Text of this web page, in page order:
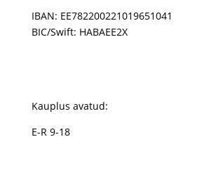
IBAN: EE782200221019651041
BIC/Swift: HABAEE2X
Kauplus avatud:
E-R 9-18